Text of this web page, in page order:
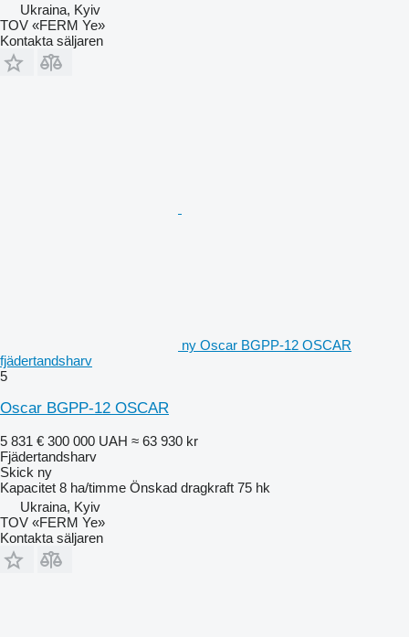
Ukraina, Kyiv
TOV «FERM Ye»
Kontakta säljaren
ny Oscar BGPP-12 OSCAR
fjädertandsharv
5
Oscar BGPP-12 OSCAR
5 831 € 300 000 UAH ≈ 63 930 kr
Fjädertandsharv
Skick ny
Kapacitet 8 ha/timme Önskad dragkraft 75 hk
Ukraina, Kyiv
TOV «FERM Ye»
Kontakta säljaren